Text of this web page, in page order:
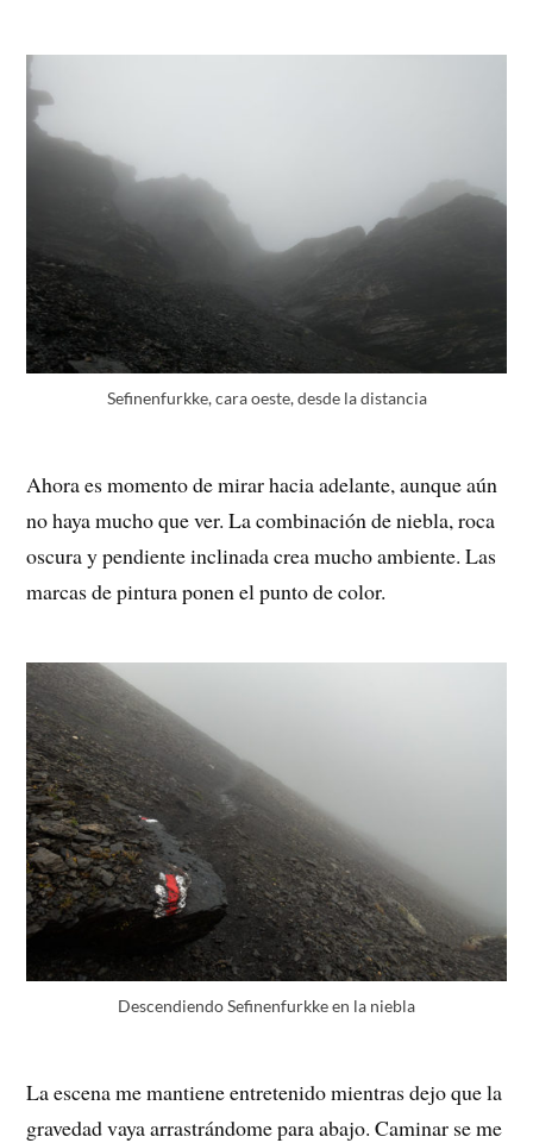
Sefinenfurkke, cara oeste, desde la distancia
Ahora es momento de mirar hacia adelante, aunque aún
no haya mucho que ver. La combinación de niebla, roca
oscura y pendiente inclinada crea mucho ambiente. Las
marcas de pintura ponen el punto de color.
Descendiendo Sefinenfurkke en la niebla
La escena me mantiene entretenido mientras dejo que la
gravedad vaya arrastrándome para abajo. Caminar se me